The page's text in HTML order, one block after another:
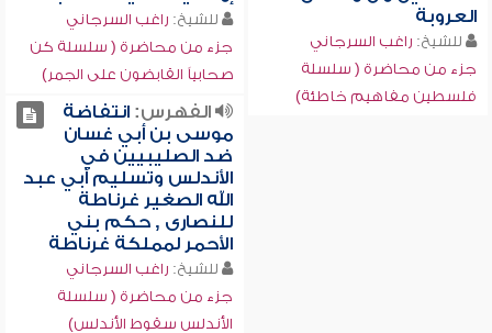
العروبة
للشيخ: راغب السرجاني
جزء من محاضرة ( سلسلة
فلسطين مفاهيم خاطئة)
للشيخ: راغب السرجاني
جزء من محاضرة ( سلسلة كن
صحابياً القابضون على الجمر)
الفهرس:انتفاضة
موسى بن أبي غسان
ضد الصليبيين في
الأندلس وتسليم أبي عبد
الله الصغير غرناطة
للنصارى , حكم بني
الأحمر لمملكة غرناطة
للشيخ: راغب السرجاني
جزء من محاضرة ( سلسلة
الأندلس سقوط الأندلس)